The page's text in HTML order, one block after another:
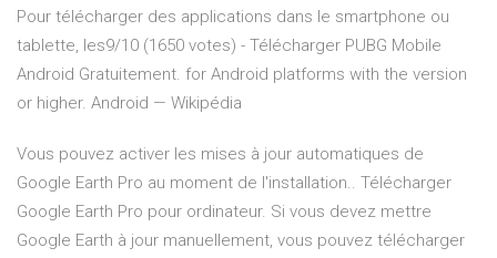
Pour télécharger des applications dans le smartphone ou
tablette, les9/10 (1650 votes) - Télécharger PUBG Mobile
Android Gratuitement. for Android platforms with the version
or higher. Android — Wikipédia
Vous pouvez activer les mises à jour automatiques de
Google Earth Pro au moment de l'installation.. Télécharger
Google Earth Pro pour ordinateur. Si vous devez mettre
Google Earth à jour manuellement, vous pouvez télécharger